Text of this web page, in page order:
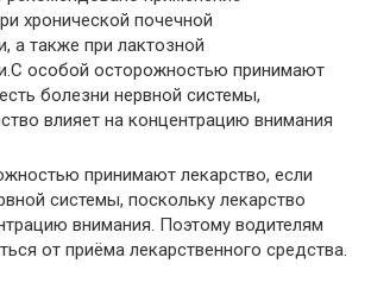
хронической почечной
а также при лактозной
особой осторожностью принимают
болезни нервной системы,
влияет на концентрацию внимания
принимают лекарство, если
системы, поскольку лекарство
внимания. Поэтому водителям
от приёма лекарственного средства.